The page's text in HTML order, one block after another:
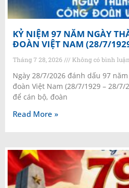
KỶ NIỆM 97 NĂM NGÀY
ĐOÀN VIỆT NAM (28/7/
Tháng 7 28, 2026 Không có bình
Ngày 28/7/2026 đánh dấu 97
đoàn Việt Nam (28/7/1929 – 28/
để cán bộ, đoàn
Read More »